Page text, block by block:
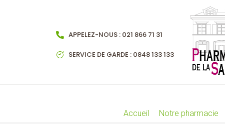
APPELEZ-NOUS : 021 866 71 31
SERVICE DE GARDE : 0848 133 133
Accueil Notre pharmacie